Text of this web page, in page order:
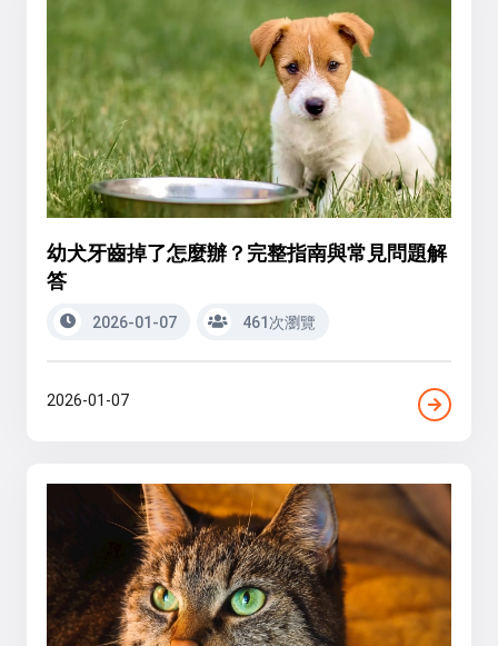
幼犬牙齒掉了怎麼辦？完整指南與常見問題解
答
2026-01-07 461次瀏覽
2026-01-07